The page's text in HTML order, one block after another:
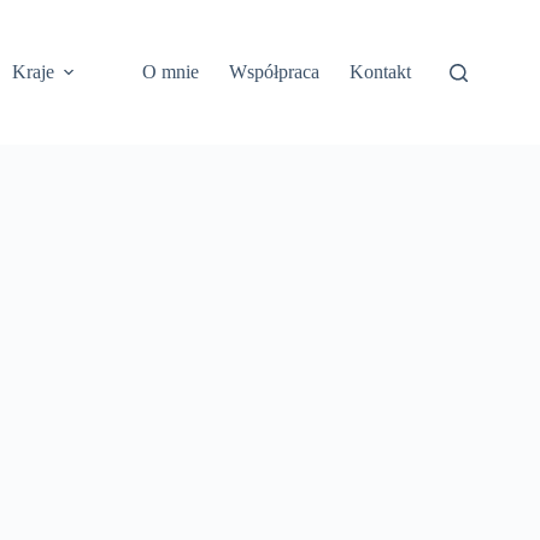
Kraje O mnie Współpraca Kontakt